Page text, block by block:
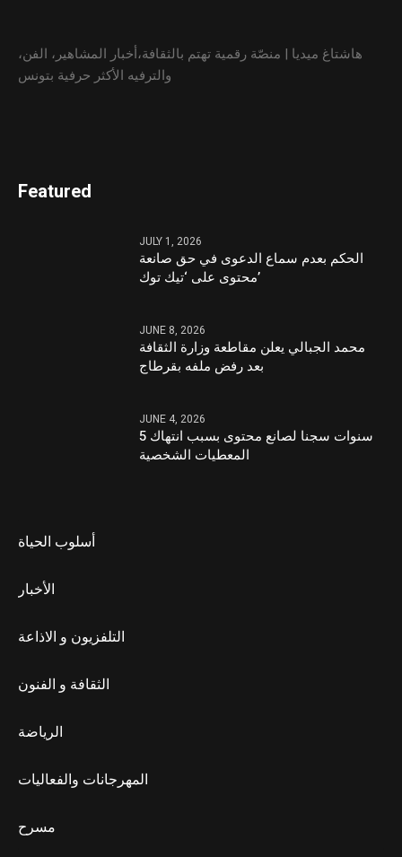
هاشتاغ ميديا | منصّة رقمية تهتم بالثقافة،أخبار المشاهير، الفن،
والترفيه الأكثر حرفية بتونس
Featured
JULY 1, 2026
الحكم بعدم سماع الدعوى في حق صانعة
محتوى على ‘تيك توك’
JUNE 8, 2026
محمد الجبالي يعلن مقاطعة وزارة الثقافة
بعد رفض ملفه بقرطاج
JUNE 4, 2026
5 سنوات سجنا لصانع محتوى بسبب انتهاك
المعطيات الشخصية
أسلوب الحياة
الأخبار
التلفزيون و الاذاعة
الثقافة و الفنون
الرياضة
المهرجانات والفعاليات
مسرح